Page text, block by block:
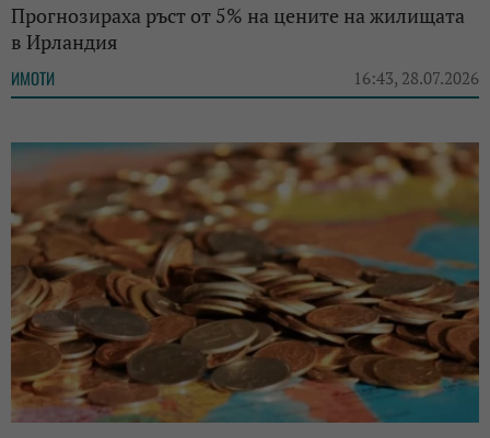
Прогнозираха ръст от 5% на цените на жилищата
в Ирландия
ИМОТИ 16:43, 28.07.2026